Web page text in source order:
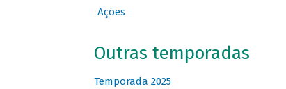
Ações
Outras temporadas
Temporada 2025